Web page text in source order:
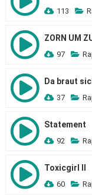
113
ZORN UM
97
Da braut
37
Statement
92
Toxicgirl II
60